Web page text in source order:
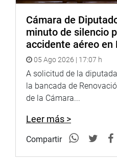
Cámara de
minuto de silencio
accidente aéreo en
05 Ago 2026 | 17:07 h
A solicitud de la
la bancada de
de la Cámara...
Leer más >
Compartir